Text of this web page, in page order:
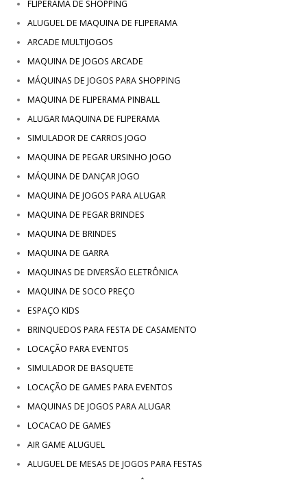
FLIPERAMA DE SHOPPING
ALUGUEL DE MAQUINA DE FLIPERAMA
ARCADE MULTIJOGOS
MAQUINA DE JOGOS ARCADE
MÁQUINAS DE JOGOS PARA SHOPPING
MAQUINA DE FLIPERAMA PINBALL
ALUGAR MAQUINA DE FLIPERAMA
SIMULADOR DE CARROS JOGO
MAQUINA DE PEGAR URSINHO JOGO
MÁQUINA DE DANÇAR JOGO
MAQUINA DE JOGOS PARA ALUGAR
MAQUINA DE PEGAR BRINDES
MAQUINA DE BRINDES
MAQUINA DE GARRA
MAQUINAS DE DIVERSÃO ELETRÔNICA
MAQUINA DE SOCO PREÇO
ESPAÇO KIDS
BRINQUEDOS PARA FESTA DE CASAMENTO
LOCAÇÃO PARA EVENTOS
SIMULADOR DE BASQUETE
LOCAÇÃO DE GAMES PARA EVENTOS
MAQUINAS DE JOGOS PARA ALUGAR
LOCACAO DE GAMES
AIR GAME ALUGUEL
ALUGUEL DE MESAS DE JOGOS PARA FESTAS